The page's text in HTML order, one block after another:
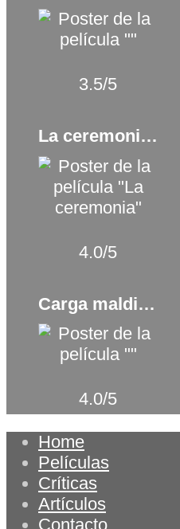
3.5/5
La ceremonia (1995)
4.0/5
Carga maldita (1977)
4.0/5
Home
Películas
Críticas
Artículos
Contacto